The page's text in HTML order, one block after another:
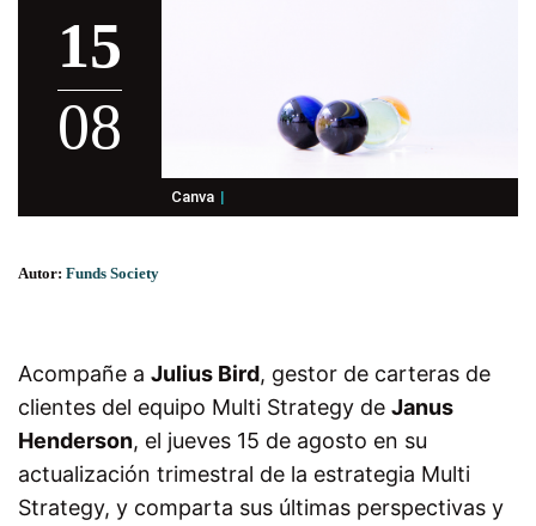
15
08
Canva
Autor: Funds Society
Acompañe a Julius Bird, gestor de carteras de
clientes del equipo Multi Strategy de Janus
Henderson, el jueves 15 de agosto en su
actualización trimestral de la estrategia Multi
Strategy, y comparta sus últimas perspectivas y